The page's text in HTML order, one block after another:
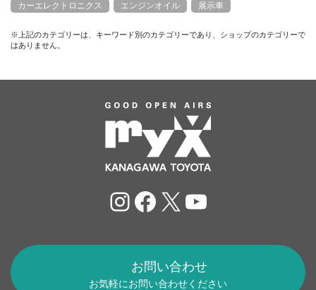
カーエレクトロニクス エンジンオイル 展示車
※上記のカテゴリーは、キーワード別のカテゴリーであり、ショップのカテゴリーで
はありません。
Instagram
Facebook
X YouTube
お問い合わせ
お気軽にお問い合わせください